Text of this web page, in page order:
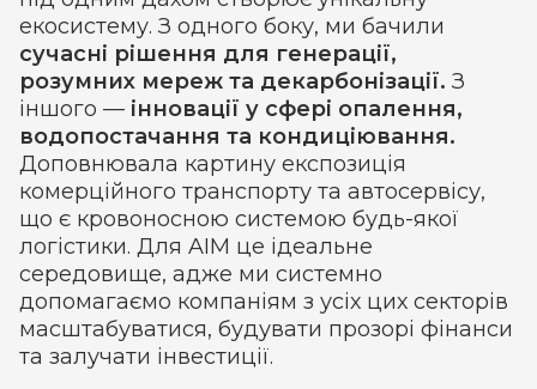
екосистему. З одного боку, ми бачили
сучасні рішення для генерації,
розумних мереж та декарбонізації. З
іншого — інновації у сфері опалення,
водопостачання та кондиціювання.
Доповнювала картину експозиція
комерційного транспорту та автосервісу,
що є кровоносною системою будь-якої
логістики. Для AIM це ідеальне
середовище, адже ми системно
допомагаємо компаніям з усіх цих секторів
масштабуватися, будувати прозорі фінанси
та залучати інвестиції.